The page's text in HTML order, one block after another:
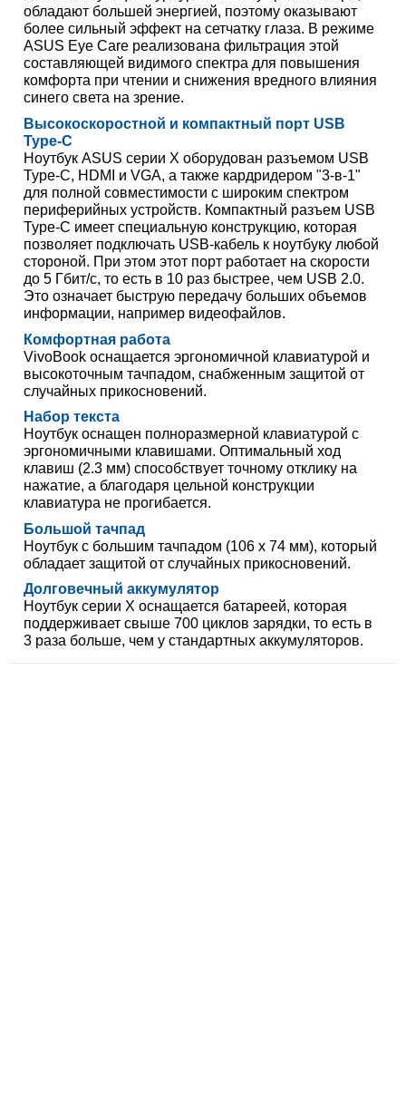
обладают большей энергией, поэтому оказывают
более сильный эффект на сетчатку глаза. В режиме
ASUS Eye Care реализована фильтрация этой
составляющей видимого спектра для повышения
комфорта при чтении и снижения вредного влияния
синего света на зрение.
Высокоскоростной и компактный порт USB
Type-C
Ноутбук ASUS серии X оборудован разъемом USB
Type-C, HDMI и VGA, а также кардридером "3-в-1"
для полной совместимости с широким спектром
периферийных устройств. Компактный разъем USB
Type-C имеет специальную конструкцию, которая
позволяет подключать USB-кабель к ноутбуку любой
стороной. При этом этот порт работает на скорости
до 5 Гбит/с, то есть в 10 раз быстрее, чем USB 2.0.
Это означает быструю передачу больших объемов
информации, например видеофайлов.
Комфортная работа
VivoBook оснащается эргономичной клавиатурой и
высокоточным тачпадом, снабженным защитой от
случайных прикосновений.
Набор текста
Ноутбук оснащен полноразмерной клавиатурой с
эргономичными клавишами. Оптимальный ход
клавиш (2.3 мм) способствует точному отклику на
нажатие, а благодаря цельной конструкции
клавиатура не прогибается.
Большой тачпад
Ноутбук с большим тачпадом (106 x 74 мм), который
обладает защитой от случайных прикосновений.
Долговечный аккумулятор
Ноутбук серии X оснащается батареей, которая
поддерживает свыше 700 циклов зарядки, то есть в
3 раза больше, чем у стандартных аккумуляторов.